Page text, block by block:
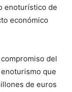
enoturístico de
económico
del
que
de euros